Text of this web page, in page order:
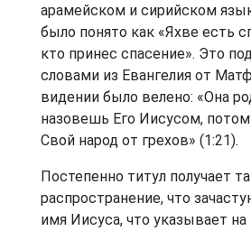
арамейском и сирийском
было понято как «Яхве есть
кто принес спасение». Это
словами из Евангелия от
видении было велено: «Она
назовешь Его Иисусом,
Свой народ от грехов» (1:21).
Постепенно титул получает
распространение, что
имя Иисуса, что указывает на